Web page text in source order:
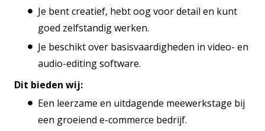
Je bent creatief, hebt oog voor detail en kunt
goed zelfstandig werken.
Je beschikt over basisvaardigheden in video- en
audio-editing software.
Dit bieden wij:
Een leerzame en uitdagende meewerkstage bij
een groeiend e-commerce bedrijf.